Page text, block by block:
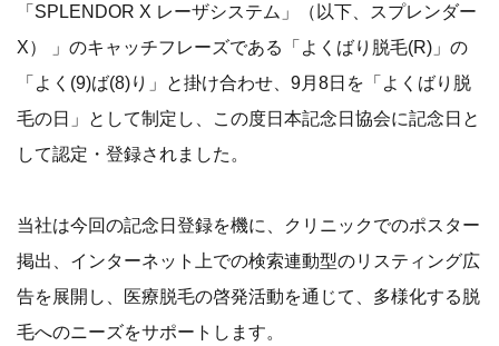
「SPLENDOR X レーザシステム」（以下、スプレンダー
X） 」のキャッチフレーズである「よくばり脱毛(R)」の
「よく(9)ば(8)り」と掛け合わせ、9月8日を「よくばり脱
毛の日」として制定し、この度日本記念日協会に記念日と
して認定・登録されました。
当社は今回の記念日登録を機に、クリニックでのポスター
掲出、インターネット上での検索連動型のリスティング広
告を展開し、医療脱毛の啓発活動を通じて、多様化する脱
毛へのニーズをサポートします。